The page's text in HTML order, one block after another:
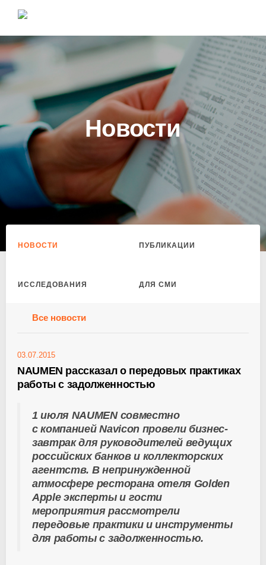
Новости
НОВОСТИ ПУБЛИКАЦИИ
ИССЛЕДОВАНИЯ ДЛЯ СМИ
Все новости
03.07.2015
NAUMEN рассказал о передовых практиках
работы с задолженностью
1 июля NAUMEN совместно
с компанией Navicon провели бизнес-
завтрак для руководителей ведущих
российских банков и коллекторских
агентств. В непринужденной
атмосфере ресторана отеля Golden
Apple эксперты и гости
мероприятия рассмотрели
передовые практики и инструменты
для работы с задолженностью.